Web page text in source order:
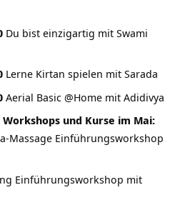
Du bist einzigartig mit Swami
Lerne Kirtan spielen mit Sarada
Aerial Basic @Home mit Adidivya
und Kurse im Mai:
Massage Einführungsworkshop
Einführungsworkshop mit